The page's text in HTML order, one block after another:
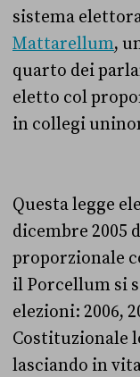
sistema
Mattarellum,
quarto dei
eletto col
in collegi
Questa legge
dicembre 2005
proporzionale
il Porcellum si
elezioni: 2006,
Costituzionale
lasciando in